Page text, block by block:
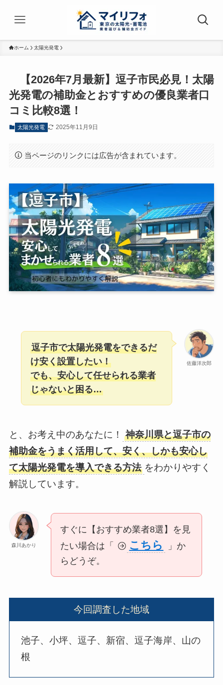
ホーム 太陽光発電
【2026年7月最新】逗子市民必見！太陽
光発電の補助金とおすすめの優良業者口
コミ比較8選！
太陽光発電 2025年11月9日
当ページのリンクには広告が含まれています。
佐藤洋次郎
逗子市で太陽光発電をできるだ
け安く設置したい！
でも、安心して任せられる業者
じゃないと困る…
と、お考え中のあなたに！
神奈川県と逗子市の
補助金をうまく活用して、安く、しかも安心し
て太陽光発電を導入できる方法 をわかりやすく
解説しています。
森川あかり
すぐに【おすすめ業者8選】を見
たい場合は「
こちら
」か
らどうぞ。
今回調査した地域
池子、小坪、逗子、新宿、逗子海岸、山の
根